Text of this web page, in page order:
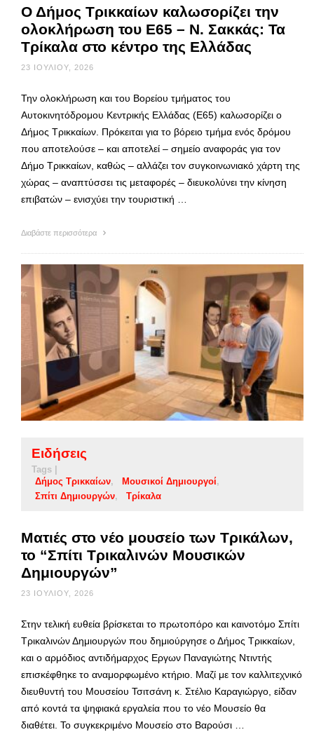
Ο Δήμος Τρικκαίων καλωσορίζει την
ολοκλήρωση του Ε65 – Ν. Σακκάς: Τα
Τρίκαλα στο κέντρο της Ελλάδας
23 ΙΟΥΛΊΟΥ, 2026
Την ολοκλήρωση και του Βορείου τμήματος του
Αυτοκινητόδρομου Κεντρικής Ελλάδας (Ε65) καλωσορίζει ο
Δήμος Τρικκαίων. Πρόκειται για το βόρειο τμήμα ενός δρόμου
που αποτελούσε – και αποτελεί – σημείο αναφοράς για τον
Δήμο Τρικκαίων, καθώς – αλλάζει τον συγκοινωνιακό χάρτη της
χώρας – αναπτύσσει τις μεταφορές – διευκολύνει την κίνηση
επιβατών – ενισχύει την τουριστική …
Διαβάστε περισσότερα
Ειδήσεις
Tags |
Δήμος Τρικκαίων
Μουσικοί Δημιουργοί
Σπίτι Δημιουργών
Τρίκαλα
Ματιές στο νέο μουσείο των Τρικάλων,
το “Σπίτι Τρικαλινών Μουσικών
Δημιουργών”
23 ΙΟΥΛΊΟΥ, 2026
Στην τελική ευθεία βρίσκεται το πρωτοπόρο και καινοτόμο Σπίτι
Τρικαλινών Δημιουργών που δημιούργησε ο Δήμος Τρικκαίων,
και ο αρμόδιος αντιδήμαρχος Εργων Παναγιώτης Ντιντής
επισκέφθηκε το αναμορφωμένο κτήριο. Μαζί με τον καλλιτεχνικό
διευθυντή του Μουσείου Τσιτσάνη κ. Στέλιο Καραγιώργο, είδαν
από κοντά τα ψηφιακά εργαλεία που το νέο Μουσείο θα
διαθέτει. Το συγκεκριμένο Μουσείο στο Βαρούσι …